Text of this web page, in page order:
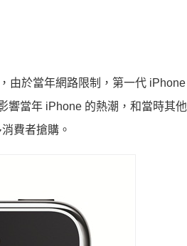
由於當年網路限制，第一代
響當年 iPhone 的熱潮，和當時其
費者搶購。